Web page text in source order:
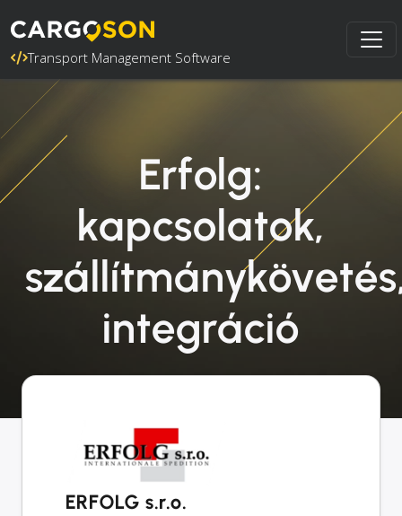
Transport Management Software
Erfolg:
kapcsolatok,
integráció
ERFOLG s.r.o.